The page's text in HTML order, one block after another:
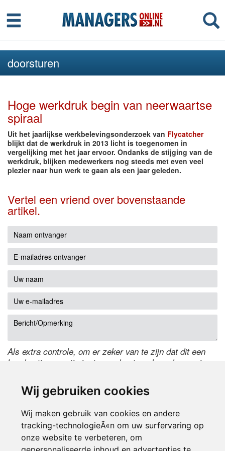
Wij gebruiken cookies
Wij maken gebruik van cookies en andere
tracking-technologieÃ«n om uw surfervaring op
onze website te verbeteren, om
Menu
doorsturen
Hoge werkdruk begin van neerwaartse
spiraal
Uit het jaarlijkse werkbelevingsonderzoek van Flycatcher
blijkt dat de werkdruk in 2013 licht is toegenomen in
vergelijking met het jaar ervoor. Ondanks de stijging van de
werkdruk, blijken medewerkers nog steeds met even veel
plezier naar hun werk te gaan als een jaar geleden.
Vertel een vriend over bovenstaande
artikel.
Als extra controle, om er zeker van te zijn dat dit een
handmatige reactie is, typ onderstaande code over in
de code te wijzigen.